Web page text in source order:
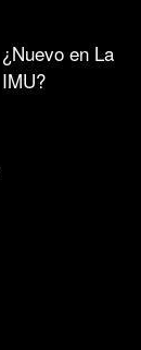
¿Nuevo en La
IMU?